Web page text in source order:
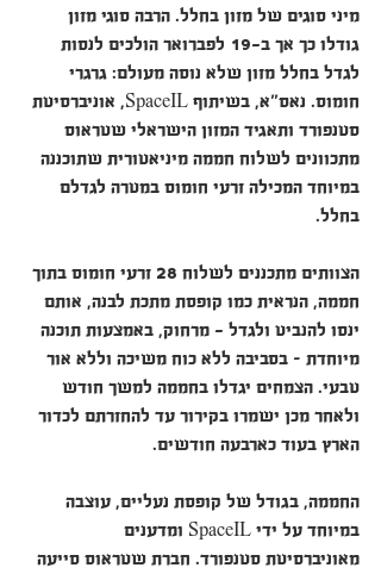
מיני סוגים של מזון בחלל. הרבה סוגי מזון
גודלו כך אך ב-19 לפברואר הולכים לנסות
לגדל בחלל מזון שלא נוסה מעולם: גרגרי
חומוס. נאס"א, בשיתוף SpaceIL, אוניברסיטת
סטנפורד ותאגיד המזון הישראלי שטראוס
מתכוונים לשלוח חממה מיניאטורית שתוכננה
במיוחד המכילה זרעי חומוס במטרה לגדלם
בחלל.
הצוותים מתכננים לשלוח 28 זרעי חומוס בתוך
חממה, הנראית כמו קופסת מתכת לבנה, אותם
ינסו להנביט ולגדל - מרחוק, באמצעות תוכנה
מיוחדת – בסביבה ללא כוח משיכה וללא אור
טבעי. הצמחים יגדלו בחממה למשך חודש
ולאחר מכן ישמרו בקירור עד להחזרתם לכדור
הארץ בעוד כארבעה חודשים.
החממה, בגודל של קופסת נעליים, עוצבה
במיוחד על ידי SpaceIL ומדענים
מאוניברסיטת סטנפורד. חברת שטראוס סייעה